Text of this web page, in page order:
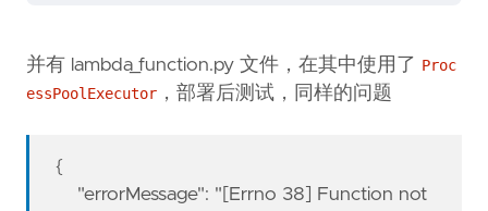
并有 lambda_function.py 文件，在其中使用了 Proc
essPoolExecutor ，部署后测试，同样的问题
{
"errorMessage": "[Errno 38] Function not